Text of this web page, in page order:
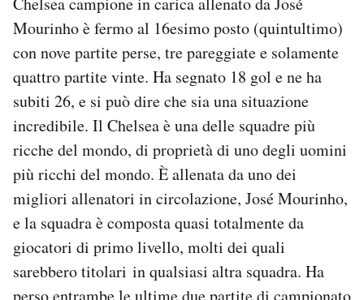
AREA PERSONALE
Area Personale
Newsletter
Hai bisogno di aiuto?
Esci
Mourinho è fermo al 16esimo posto (quintultimo)
con nove partite perse, tre pareggiate e solamente
quattro partite vinte. Ha segnato 18 gol e ne ha
subiti 26, e si può dire che sia una situazione
incredibile. Il Chelsea è una delle squadre più
ricche del mondo, di proprietà di uno degli uomini
più ricchi del mondo. È allenata da uno dei
migliori allenatori in circolazione, José Mourinho,
e la squadra è composta quasi totalmente da
giocatori di primo livello, molti dei quali
sarebbero titolari in qualsiasi altra squadra. Ha